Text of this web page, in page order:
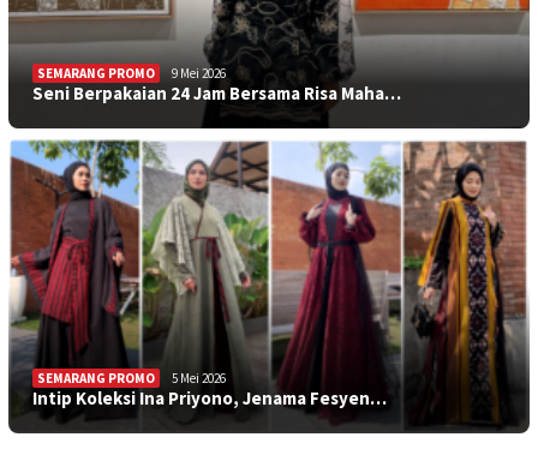
SEMARANG PROMO 9 Mei 2026
Seni Berpakaian 24 Jam Bersama Risa Maha…
SEMARANG PROMO 5 Mei 2026
Intip Koleksi Ina Priyono, Jenama Fesyen…